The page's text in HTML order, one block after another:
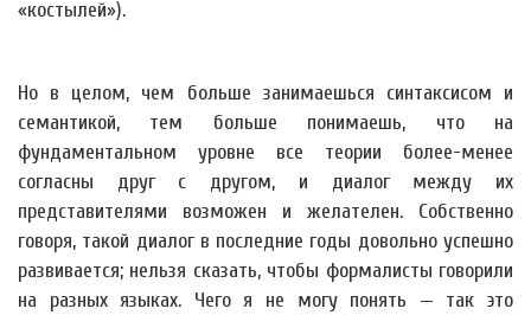
«костылей»).
Но в целом, чем больше занимаешься синтаксисом и
семантикой, тем больше понимаешь, что на
фундаментальном уровне все теории более-менее
согласны друг с другом, и диалог между их
представителями возможен и желателен. Собственно
говоря, такой диалог в последние годы довольно успешно
развивается; нельзя сказать, чтобы формалисты говорили
на разных языках. Чего я не могу понять — так это